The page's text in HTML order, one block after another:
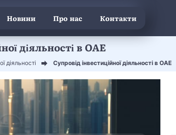
Новини Про нас Контакти
діяльності в ОАЕ
діяльності Супровід інвестиційної діяльності в ОАЕ